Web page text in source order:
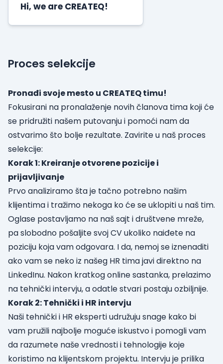
Hi, we are CREATEQ!
Proces selekcije
Pronađi svoje mesto u CREATEQ timu!
Fokusirani na pronalaženje novih članova tima koji će
se pridružiti našem putovanju i pomoći nam da
ostvarimo što bolje rezultate. Zavirite u naš proces
selekcije:
Korak 1: Kreiranje otvorene pozicije i
prijavljivanje
Prvo analiziramo šta je tačno potrebno našim
klijentima i tražimo nekoga ko će se uklopiti u naš tim.
Oglase postavljamo na naš sajt i društvene mreže,
pa slobodno pošaljite svoj CV ukoliko naiđete na
poziciju koja vam odgovara. I da, nemoj se iznenaditi
ako vam se neko iz našeg HR tima javi direktno na
LinkedInu. Nakon kratkog online sastanka, prelazimo
na tehnički intervju, a odatle stvari postaju ozbiljnije.
Korak 2: Tehnički i HR intervju
Naši tehnički i HR eksperti udružuju snage kako bi
vam pružili najbolje moguće iskustvo i pomogli vam
da razumete naše vrednosti i tehnologije koje
koristimo na klijentskom projektu. Intervju je prilika